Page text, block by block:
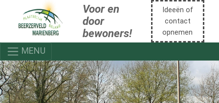
Voor en
door
bewoners!
Ideeën of
contact
opnemen
MENU